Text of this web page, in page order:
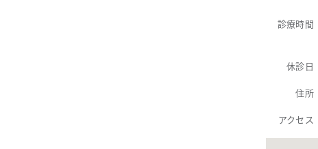
診療時間
休診日
住所
アクセス